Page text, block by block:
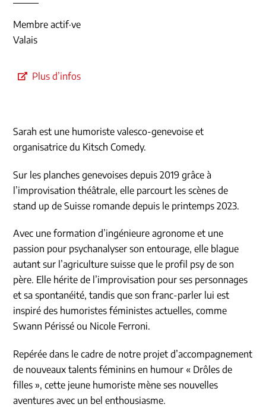
Membre actif·ve
Valais
Plus d’infos
Sarah est une humoriste valesco-genevoise et
organisatrice du Kitsch Comedy.
Sur les planches genevoises depuis 2019 grâce à
l’improvisation théâtrale, elle parcourt les scènes de
stand up de Suisse romande depuis le printemps 2023.
Avec une formation d’ingénieure agronome et une
passion pour psychanalyser son entourage, elle blague
autant sur l’agriculture suisse que le profil psy de son
père. Elle hérite de l’improvisation pour ses personnages
et sa spontanéité, tandis que son franc-parler lui est
inspiré des humoristes féministes actuelles, comme
Swann Périssé ou Nicole Ferroni.
Repérée dans le cadre de notre projet d’accompagnement
de nouveaux talents féminins en humour « Drôles de
filles », cette jeune humoriste mène ses nouvelles
aventures avec un bel enthousiasme.